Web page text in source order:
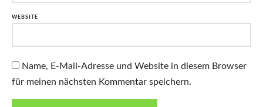
WEBSITE
Name, E-Mail-Adresse und Website in diesem Browser
für meinen nächsten Kommentar speichern.